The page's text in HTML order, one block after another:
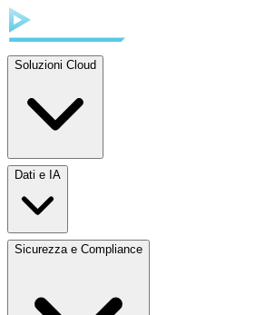
Soluzioni Cloud
Dati e IA
Sicurezza e Compliance